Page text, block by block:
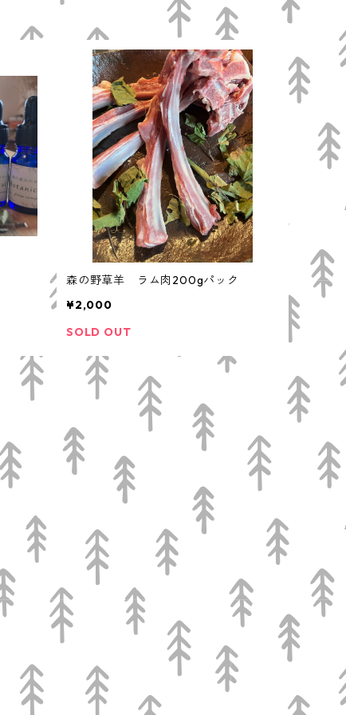
森の野草羊 ラム肉200gパック
¥2,000
SOLD OUT